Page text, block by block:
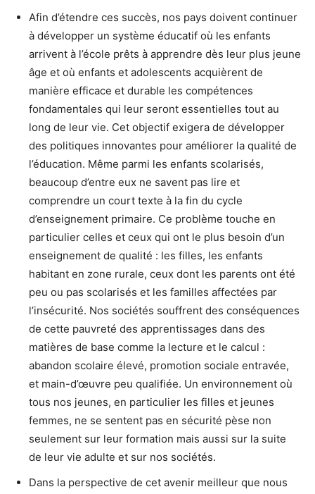
Afin d’étendre ces succès, nos pays doivent continuer
à développer un système éducatif où les enfants
arrivent à l’école prêts à apprendre dès leur plus jeune
âge et où enfants et adolescents acquièrent de
manière efficace et durable les compétences
fondamentales qui leur seront essentielles tout au
long de leur vie. Cet objectif exigera de développer
des politiques innovantes pour améliorer la qualité de
l’éducation. Même parmi les enfants scolarisés,
beaucoup d’entre eux ne savent pas lire et
comprendre un court texte à la fin du cycle
d’enseignement primaire. Ce problème touche en
particulier celles et ceux qui ont le plus besoin d’un
enseignement de qualité : les filles, les enfants
habitant en zone rurale, ceux dont les parents ont été
peu ou pas scolarisés et les familles affectées par
l’insécurité. Nos sociétés souffrent des conséquences
de cette pauvreté des apprentissages dans des
matières de base comme la lecture et le calcul :
abandon scolaire élevé, promotion sociale entravée,
et main-d’œuvre peu qualifiée. Un environnement où
tous nos jeunes, en particulier les filles et jeunes
femmes, ne se sentent pas en sécurité pèse non
seulement sur leur formation mais aussi sur la suite
de leur vie adulte et sur nos sociétés.
Dans la perspective de cet avenir meilleur que nous